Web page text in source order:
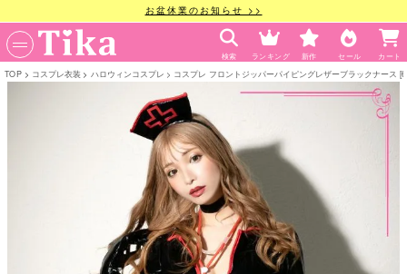
お盆休業のお知らせ >>
検索 ランキング 新作 セール カート
TOP コスプレ衣装 ハロウィンコスプレ コスプレ フロントジッパーパイピングレザーブラックナース